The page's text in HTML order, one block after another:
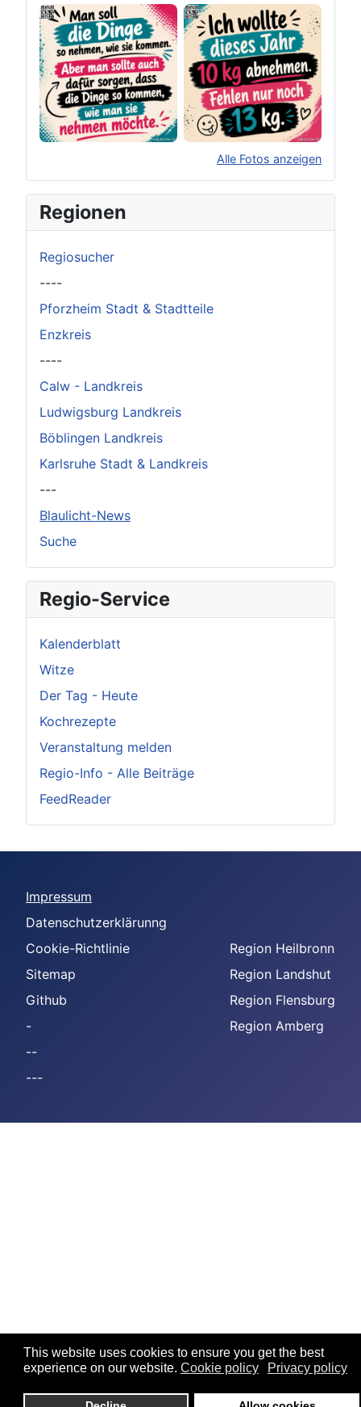
This website uses cookies to ensure you get the best
experience on our website. Cookie policy Privacy policy
Alle Fotos anzeigen
Original herunterladen
Regionen
Regiosucher
----
Pforzheim Stadt & Stadtteile
Enzkreis
----
Calw - Landkreis
Ludwigsburg Landkreis
Böblingen Landkreis
Karlsruhe Stadt & Landkreis
---
Blaulicht-News
Suche
Regio-Service
Kalenderblatt
Witze
Der Tag - Heute
Kochrezepte
Veranstaltung melden
Regio-Info - Alle Beiträge
FeedReader
Impressum
Datenschutzerklärunng
Cookie-Richtlinie
Sitemap
Github
-
--
---
Region Heilbronn
Region Landshut
Region Flensburg
Region Amberg